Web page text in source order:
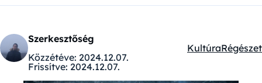
Szerkesztőség
Közzétéve: 2024.12.07.
Frissítve: 2024.12.07.
Kategóriák:
KultúraRégészet